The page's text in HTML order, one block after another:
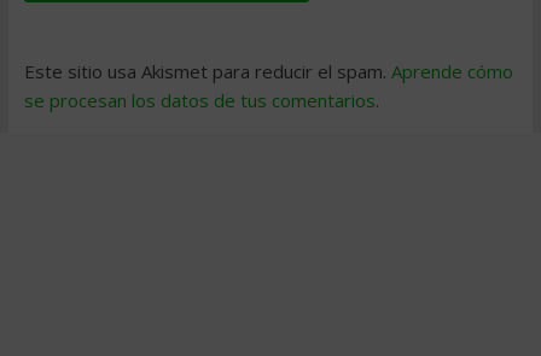
Este sitio usa Akismet para reducir el spam. Aprende cómo
se procesan los datos de tus comentarios.